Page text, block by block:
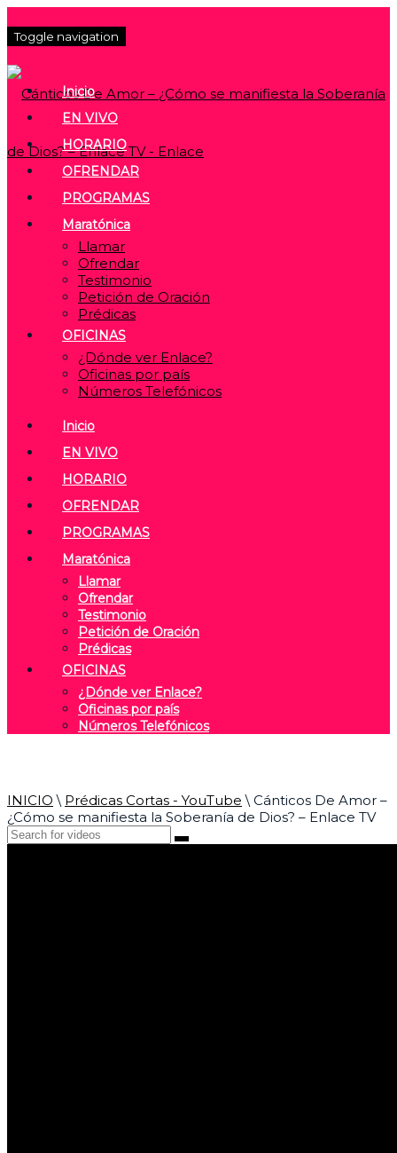
Toggle navigation
Inicio
EN VIVO
HORARIO
OFRENDAR
PROGRAMAS
Maratónica
Llamar
Ofrendar
Testimonio
Petición de Oración
Prédicas
OFICINAS
¿Dónde ver Enlace?
Oficinas por país
Números Telefónicos
Inicio
EN VIVO
HORARIO
OFRENDAR
PROGRAMAS
Maratónica
Llamar
Ofrendar
Testimonio
Petición de Oración
Prédicas
OFICINAS
¿Dónde ver Enlace?
Oficinas por país
Números Telefónicos
INICIO \ Prédicas Cortas - YouTube \ Cánticos De Amor –
¿Cómo se manifiesta la Soberanía de Dios? – Enlace TV